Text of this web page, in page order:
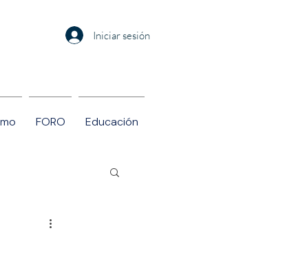
Iniciar sesión
FORO Educación